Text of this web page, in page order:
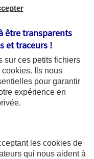
de l’Arche –
contrôle
: - 4
- 75436
procédures de
les
Vie sont
être transparents
et traceurs !
sur ces petits fichiers
cookies. Ils nous
pour garantir
expérience en
les cookies de
qui nous aident à